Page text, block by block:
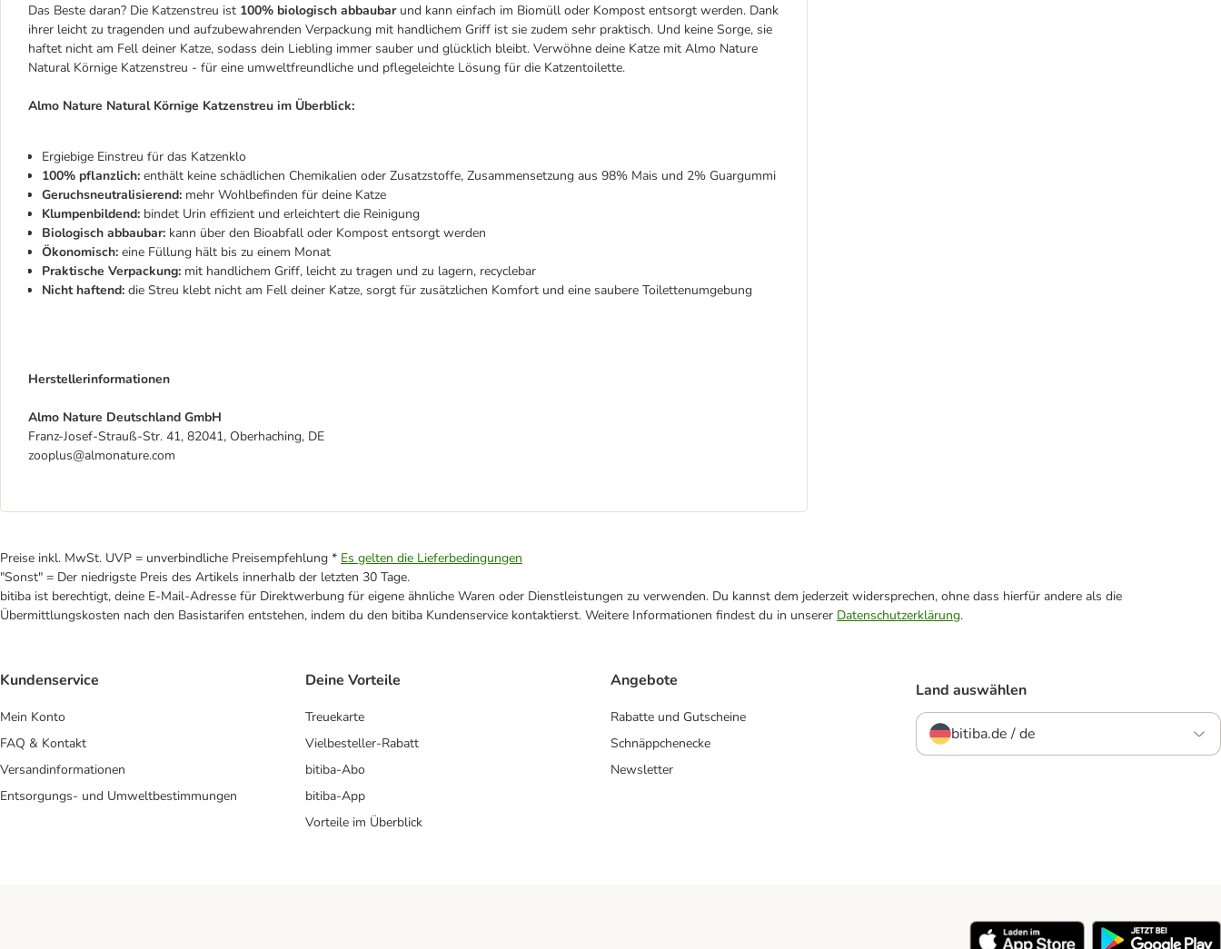
Das Beste daran? Die Katzenstreu ist 100% biologisch abbaubarund kann einfach im Biomüll oder Kompost entsorgt werden. Dank
ihrer leicht zu tragenden und aufzubewahrenden Verpackung mit handlichem Griff ist sie zudem sehr praktisch. Und keine Sorge, sie
haftet nicht am Fell deiner Katze, sodass dein Liebling immer sauber und glücklich bleibt. Verwöhne deine Katze mit Almo Nature
Natural Körnige Katzenstreu - für eine umweltfreundliche und pflegeleichte Lösung für die Katzentoilette.
Almo Nature Natural Körnige Katzenstreu im Überblick:
Ergiebige Einstreu für das Katzenklo
100% pflanzlich: enthält keine schädlichen Chemikalien oder Zusatzstoffe, Zusammensetzung aus 98% Mais und 2% Guargummi
Geruchsneutralisierend: mehr Wohlbefinden für deine Katze
Klumpenbildend: bindet Urin effizient und erleichtert die Reinigung
Biologisch abbaubar: kann über den Bioabfall oder Kompost entsorgt werden
Ökonomisch: eine Füllung hält bis zu einem Monat
Praktische Verpackung: mit handlichem Griff, leicht zu tragen und zu lagern, recyclebar
Nicht haftend: die Streu klebt nicht am Fell deiner Katze, sorgt für zusätzlichen Komfort und eine saubere Toilettenumgebung
Herstellerinformationen
Almo Nature Deutschland GmbH
Franz-Josef-Strauß-Str. 41, 82041, Oberhaching, DE
zooplus@almonature.com
Preise inkl. MwSt. UVP = unverbindliche Preisempfehlung * Es gelten die Lieferbedingungen
"Sonst" = Der niedrigste Preis des Artikels innerhalb der letzten 30 Tage.
bitiba ist berechtigt, deine E-Mail-Adresse für Direktwerbung für eigene ähnliche Waren oder Dienstleistungen zu verwenden. Du kannst dem jederzeit widersprechen, ohne dass hierfür andere als die
Übermittlungskosten nach den Basistarifen entstehen, indem du den bitiba Kundenservice kontaktierst. Weitere Informationen findest du in unserer Datenschutzerklärung.
Kundenservice
Mein Konto
FAQ & Kontakt
Versandinformationen
Entsorgungs- und Umweltbestimmungen
Deine Vorteile
Treuekarte
Vielbesteller-Rabatt
bitiba-Abo
bitiba-App
Vorteile im Überblick
Angebote
Rabatte und Gutscheine
Schnäppchenecke
Newsletter
Land auswählen
bitiba.de / de